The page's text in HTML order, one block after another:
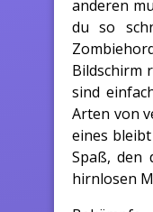
anderen
du so
Bildschirm
sind
Arten von
eines
Spaß, den
hirnlosen